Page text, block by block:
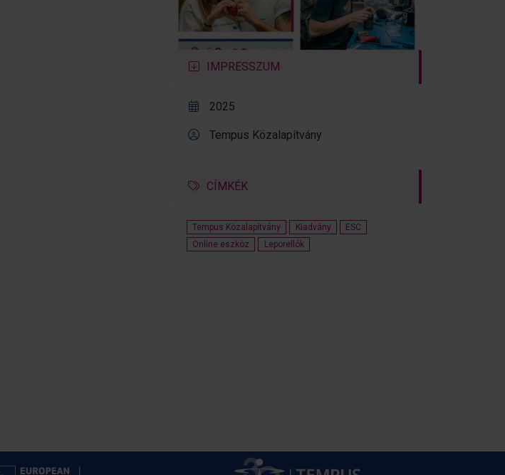
IMPRESSZUM
2025
Tempus Közalapítvány
CÍMKÉK
Tempus Közalapítvány Kiadvány
ESC
Online eszköz
Leporellók